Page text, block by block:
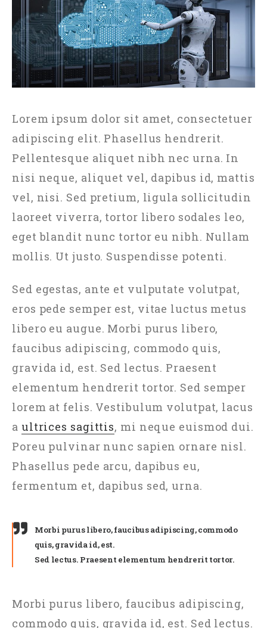
Lorem ipsum dolor sit amet, consectetuer
adipiscing elit. Phasellus hendrerit.
Pellentesque aliquet nibh nec urna. In
nisi neque, aliquet vel, dapibus id, mattis
vel, nisi. Sed pretium, ligula sollicitudin
laoreet viverra, tortor libero sodales leo,
eget blandit nunc tortor eu nibh. Nullam
mollis. Ut justo. Suspendisse potenti.
Sed egestas, ante et vulputate volutpat,
eros pede semper est, vitae luctus metus
libero eu augue. Morbi purus libero,
faucibus adipiscing, commodo quis,
gravida id, est. Sed lectus. Praesent
elementum hendrerit tortor. Sed semper
lorem at felis. Vestibulum volutpat, lacus
a ultrices sagittis, mi neque euismod dui.
Poreu pulvinar nunc sapien ornare nisl.
Phasellus pede arcu, dapibus eu,
fermentum et, dapibus sed, urna.
Morbi purus libero, faucibus adipiscing, commodo
quis, gravida id, est.
Sed lectus. Praesent elementum hendrerit tortor.
Morbi purus libero, faucibus adipiscing,
commodo quis, gravida id, est. Sed lectus.